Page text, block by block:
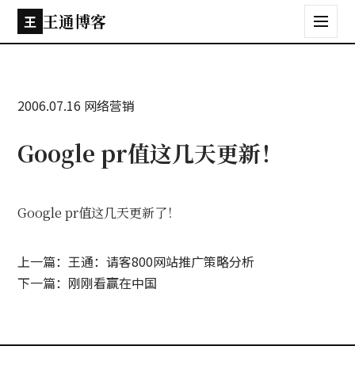
王 王通博客
2006.07.16 网络营销
Google pr值这几天更新！
Google pr值这几天更新了！
上一篇：王通：请客800网站推广策略分析
下一篇：刚刚看赢在中国